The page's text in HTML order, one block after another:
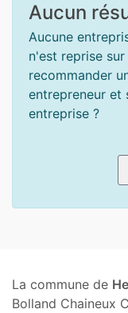
Aucun
Aucune
n'est reprise
recommander
entrepreneur et
entreprise ?
La commune de
Bolland Chaineux